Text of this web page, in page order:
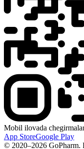
Mobil ilovada
App StoreGoogle Play
© 2020–2026 GoPharm.